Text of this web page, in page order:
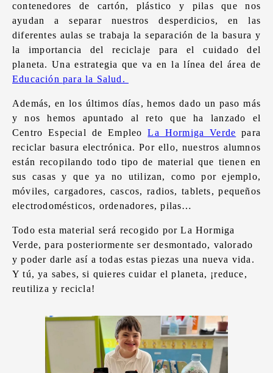
contenedores de cartón, plástico y pilas que nos
ayudan a separar nuestros desperdicios, en las
diferentes aulas se trabaja la separación de la basura y
la importancia del reciclaje para el cuidado del
planeta. Una estrategia que va en la línea del área de
Educación para la Salud.
Además, en los últimos días, hemos dado un paso más
y nos hemos apuntado al reto que ha lanzado el
Centro Especial de EmpleoLa Hormiga Verde para
reciclar basura electrónica. Por ello, nuestros alumnos
están recopilando todo tipo de material que tienen en
sus casas y que ya no utilizan, como por ejemplo,
móviles, cargadores, cascos, radios, tablets, pequeños
electrodomésticos, ordenadores, pilas…
Todo esta material será recogido por La Hormiga
Verde, para posteriormente ser desmontado, valorado
y poder darle así a todas estas piezas una nueva vida.
Y tú, ya sabes, si quieres cuidar el planeta, ¡reduce,
reutiliza y recicla!